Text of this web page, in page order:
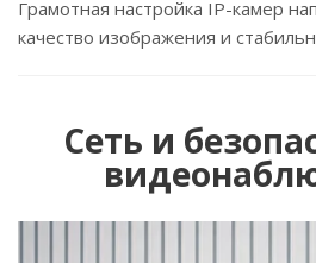
Грамотная настройка IP-камер
качество изображения и
Сеть и